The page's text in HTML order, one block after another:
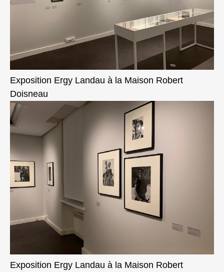
Exposition Ergy Landau à la Maison Robert
Doisneau
Exposition Ergy Landau à la Maison Robert